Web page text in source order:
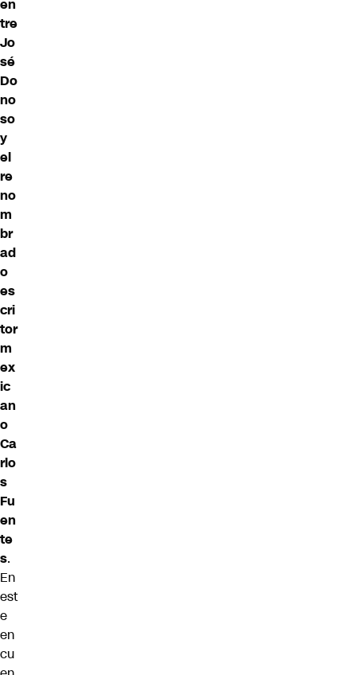
en
tre
Jo
sé
Do
no
so
y
el
re
no
m
br
ad
o
es
cri
tor
m
ex
ic
an
o
Ca
rlo
s
Fu
en
te
s.
En
est
e
en
cu